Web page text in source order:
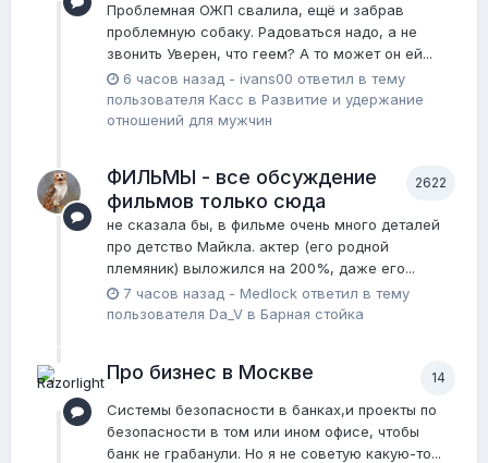
Проблемная ОЖП свалила, ещё и забрав
проблемную собаку. Радоваться надо, а не
звонить Уверен, что геем? А то может он ей...
6 часов назад - ivans00 ответил в тему
пользователя Касс в Pазвитие и удержание
отношений для мужчин
2622
ФИЛЬМЫ - все обсуждение
фильмов только сюда
не сказала бы, в фильме очень много деталей
про детство Майкла. актер (его родной
племяник) выложился на 200%, даже его...
7 часов назад - Medlock ответил в тему
пользователя Da_V в Барная стойка
14
Про бизнес в Москве
Системы безопасности в банках,и проекты по
безопасности в том или ином офисе, чтобы
банк не грабанули. Но я не советую какую-то...